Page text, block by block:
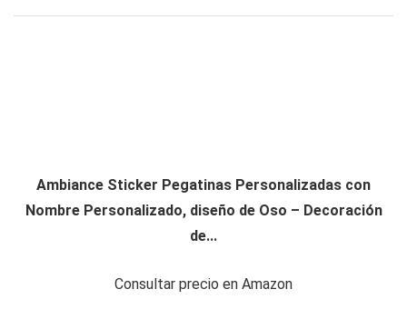
Ambiance Sticker Pegatinas Personalizadas con
Nombre Personalizado, diseño de Oso – Decoración
de...
Consultar precio en Amazon